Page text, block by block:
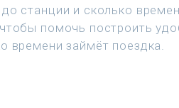
станции и сколько
помочь построить
времени займёт поездка.